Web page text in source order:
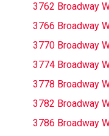
3762 Broadway
3766 Broadway
3770 Broadway
3774 Broadway
3778 Broadway
3782 Broadway
3786 Broadway